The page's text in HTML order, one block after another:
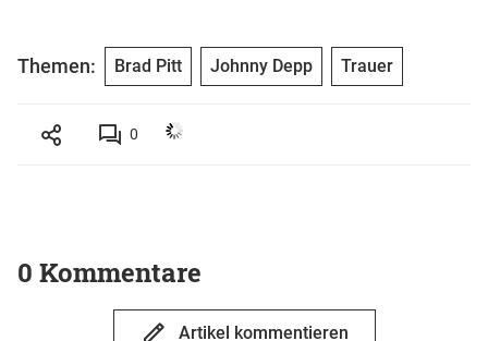
Themen: Brad Pitt Johnny Depp Trauer
0
0 Kommentare
Artikel kommentieren